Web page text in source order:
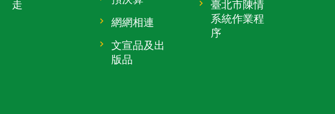
走
網網相連
文宣品及出
版品
臺北市陳情
系統作業程
序